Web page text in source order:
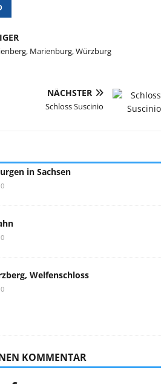
Marienburg, Würzburg
NÄCHSTER
Schloss Suscinio
in Sachsen
0
0
Welfenschloss
0
KOMMENTAR